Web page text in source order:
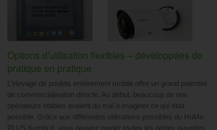
Options d’utilisation flexibles – développées de
pratique en pratique
L’élevage de poulets entièrement mobile offre un grand potentiel
de commercialisation directe. Au début, beaucoup de nos
opérateurs stables avaient du mal à imaginer ce qui était
possible. Grâce aux différentes utilisations possibles du HüMo
PLUS Kombi II, vous pouvez garder toutes les portes ouvertes